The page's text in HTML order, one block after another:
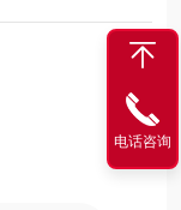
特点为 90A 大电流
短路耐受、Ag
适配智能电表、充
电话咨询